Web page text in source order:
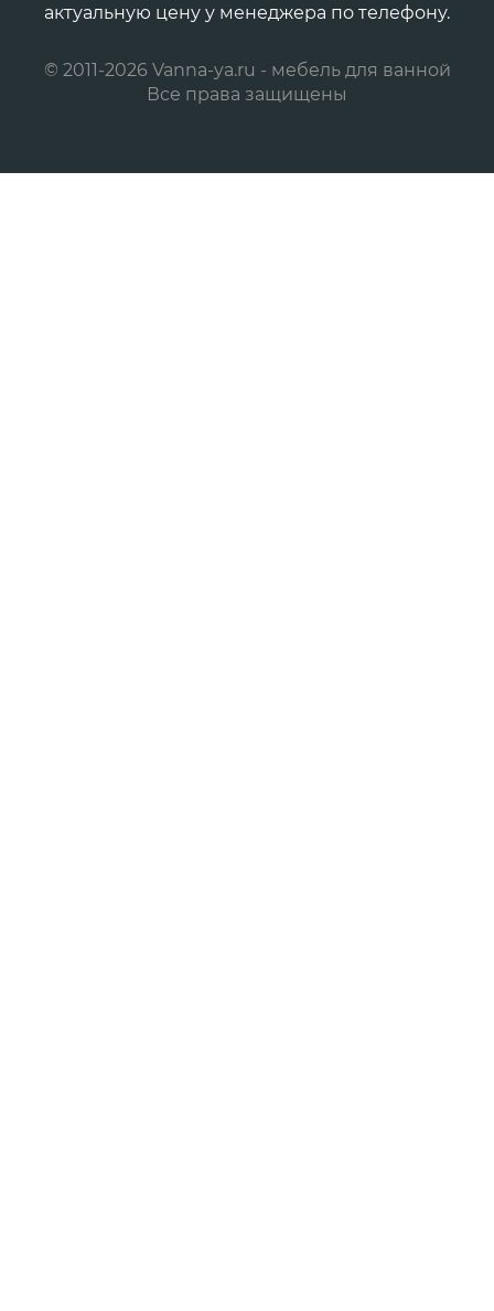
актуальную цену у менеджера по телефону.
© 2011-2026 Vanna-ya.ru - мебель для ванной
Все права защищены